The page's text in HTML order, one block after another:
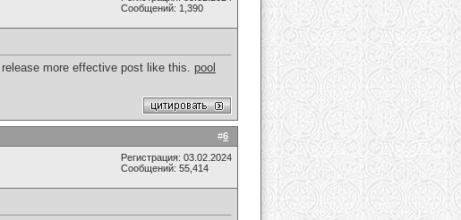
Сообщений: 1,390
more effective post like this. pool
#6
Регистрация: 03.02.2024
Сообщений: 55,414